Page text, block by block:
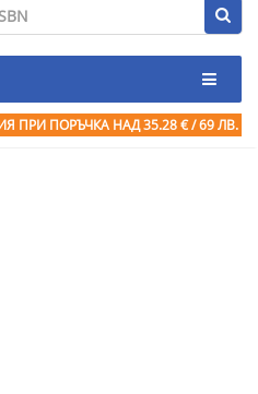
ПРИ ПОРЪЧКА НАД 35.28 € / 69 ЛВ.